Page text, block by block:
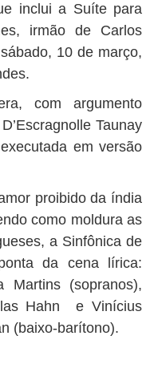
inclui a Suíte para
irmão de Carlos
10 de março,
com argumento
Taunay
em versão
proibido da índia
como moldura as
a Sinfônica de
da cena lírica:
Martins (sopranos),
Hahn e Vinícius
(baixo-barítono).